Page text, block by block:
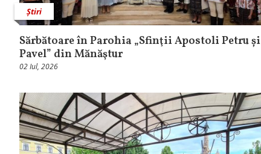
Știri
Sărbătoare în Parohia „Sfinţii Apostoli Petru și
Pavel” din Mănăştur
02 Iul, 2026